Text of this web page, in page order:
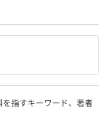
指すキーワード、著者